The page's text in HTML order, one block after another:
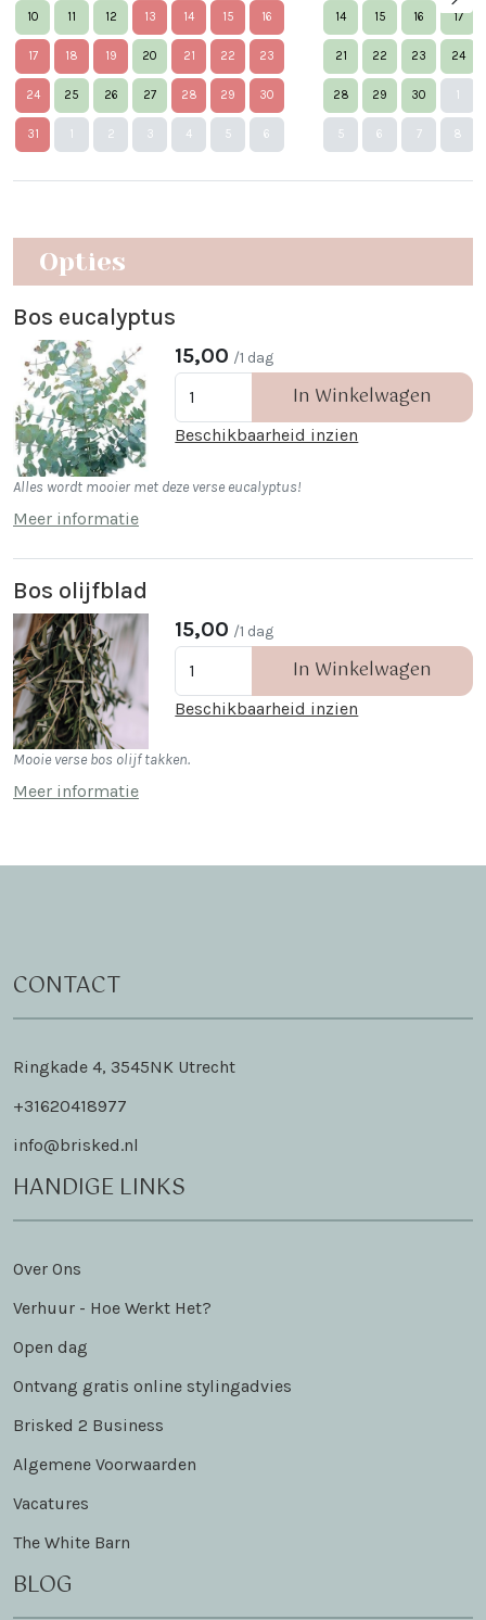
10 11 12 13 14 15 16
17 18 19 20 21 22 23
24 25 26 27 28 29 30
31 2 3 4 5 6
14 15 16 17
21 22 23 24
28 29 30
5 6 7 8
Opties
Bos eucalyptus
15,00 /1 dag
In Winkelwagen
Beschikbaarheid inzien
Alles wordt mooier met deze verse eucalyptus!
Meer informatie
Bos olijfblad
15,00 /1 dag
In Winkelwagen
Beschikbaarheid inzien
Mooie verse bos olijf takken.
Meer informatie
CONTACT
Ringkade 4, 3545NK Utrecht
+31620418977
info@brisked.nl
HANDIGE LINKS
Over Ons
Verhuur - Hoe Werkt Het?
Open dag
Ontvang gratis online stylingadvies
Brisked 2 Business
Algemene Voorwaarden
Vacatures
The White Barn
BLOG